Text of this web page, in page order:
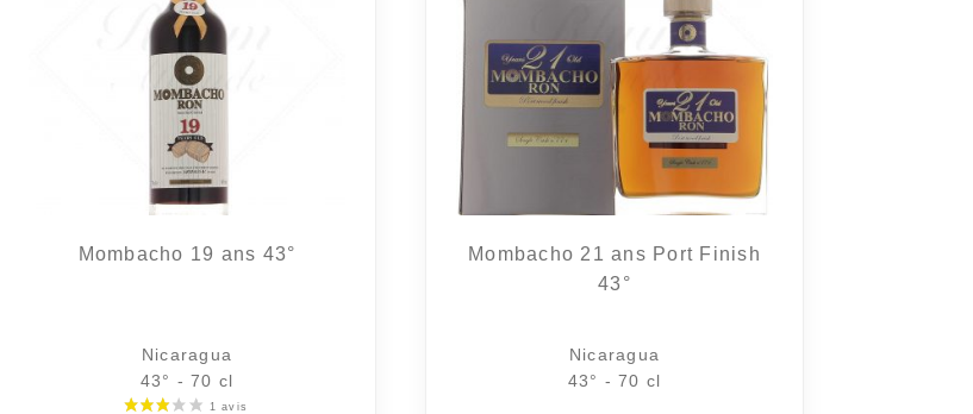
Mombacho 19 ans 43°
Nicaragua
43° - 70 cl
Mombacho 21 ans Port Finish
43°
Nicaragua
43° - 70 cl